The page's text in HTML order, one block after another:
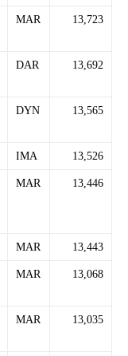
MAR 13,723
DAR 13,692
DYN 13,565
IMA 13,526
MAR 13,446
MAR 13,443
MAR 13,068
MAR 13,035